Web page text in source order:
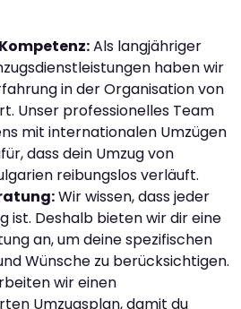
Als langjähriger
haben wir
in der Organisation von
Unser professionelles Team
mit internationalen Umzügen
dass dein Umzug von
reibungslos verläuft.
Wir wissen, dass jeder
ist. Deshalb bieten wir dir eine
an, um deine spezifischen
Wünsche zu berücksichtigen.
wir einen
Umzugsplan, damit du